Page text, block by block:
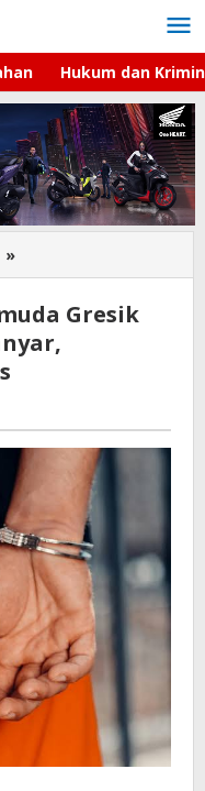
Hukum dan
»
Motor
Teman,
Pemuda
Gresik
BB
di
Kos
Gresik